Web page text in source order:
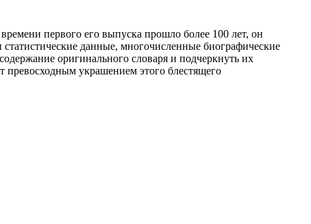
первого его выпуска прошло более 100 лет, он
данные, многочисленные биографические
оригинального словаря и подчеркнуть их
превосходным украшением этого блестящего